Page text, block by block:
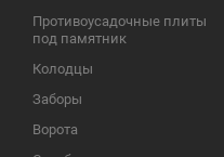
Противоусадочные плиты
под памятник
Колодцы
Заборы
Ворота